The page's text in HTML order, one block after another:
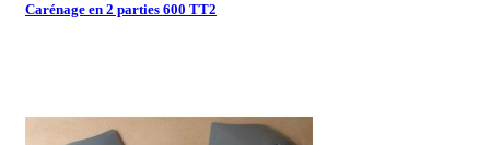
Carénage en 2 parties 600 TT2